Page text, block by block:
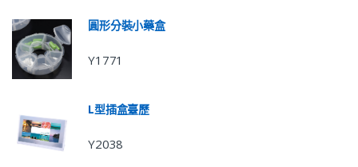
圓形分裝小藥盒
Y1771
L型插盒臺歷
Y2038